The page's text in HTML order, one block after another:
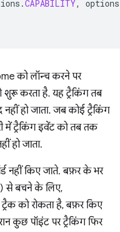
.CAPABILITY, options
को लॉन्च करने पर
शुरू करता है. यह ट्रैकिंग तब
हो जाता. जब कोई ट्रैकिंग
में ट्रैकिंग इवेंट को तब तक
हो जाता.
नहीं किए जाते. बफ़र के भर
से बचने के लिए,
को रोकता है, बफ़र किए
कुछ पॉइंट पर ट्रैकिंग फिर